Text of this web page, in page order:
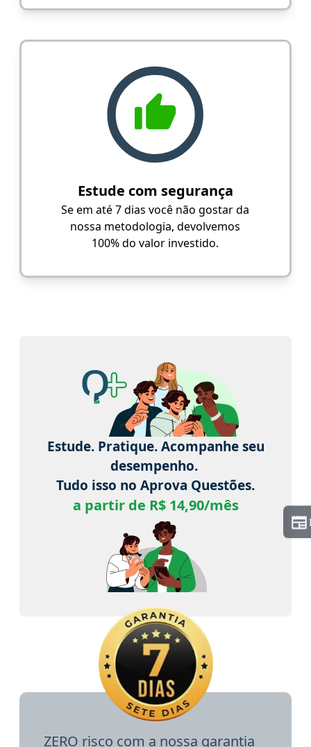
Estude com segurança
Se em até 7 dias você não gostar da
nossa metodologia, devolvemos
100% do valor investido.
Estude. Pratique. Acompanhe seu
desempenho.
Tudo isso no Aprova Questões.
a partir de R$ 14,90/mês
ZERO risco com a nossa garantia